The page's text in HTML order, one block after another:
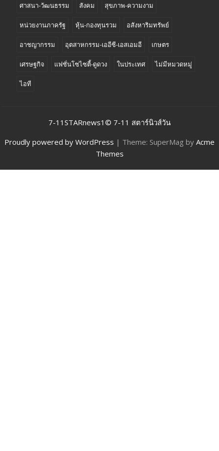
ศาสนา-วัฒนธรรม สังคม สุขภาพ-ความงาม
หน่วยงานภาครัฐ หุ้น-กองทุนรวม อสังหาริมทรัพย์
อาชญากรรม อุตสาหกรรม-เออีซี-เอสเอมอี เกษตร
เศรษฐกิจ แฟชั่นโซไซตี้-ดูดวง ในประเทศ ไม่มีหมวดหมู่
ไอที
7-11STARnews1© 7-11 สตาร์นิวส์วัน
Proudly powered by WordPress | Theme: SuperMag by Acme
Themes